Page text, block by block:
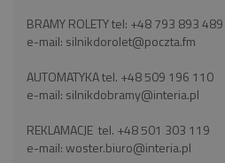
BRAMY ROLETY tel: +48 793 893 489
e-mail: silnikdorolet@poczta.fm
AUTOMATYKA tel. +48 509 196 110
e-mail: silnikdobramy@interia.pl
REKLAMACJE tel. +48 501 303 119
e-mail:woster.biuro@interia.pl